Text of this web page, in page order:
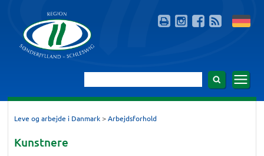
Leve og arbejde i Danmark > Arbejdsforhold
Kunstnere